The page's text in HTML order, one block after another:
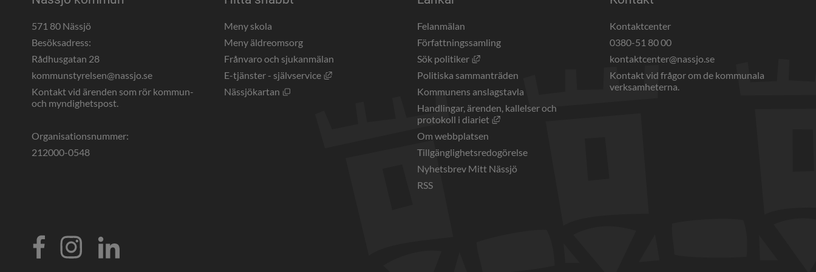
571 80 Nässjö
Besöksadress:
Rådhusgatan 28
kommunstyrelsen@nassjo.se
Kontakt vid ärenden som rör kommun-
och myndighetspost.
Organisationsnummer:
212000-0548
Meny skola
Meny äldreomsorg
Frånvaro och sjukanmälan
E-tjänster - självservice
Länk till annan webbplats, öppnas i nytt fönster.
Nässjökartan
Felanmälan
Författningssamling
Sök politiker
Länk till annan webbplats, öppnas i nytt fönster.
Politiska sammanträden
Kommunens anslagstavla
Handlingar, ärenden, kallelser och
protokoll i diariet
Länk till annan webbplats, öppnas i nytt fönster.
Om webbplatsen
Tillgänglighetsredogörelse
Nyhetsbrev Mitt Nässjö
RSS
Kontaktcenter
0380-51 80 00
kontaktcenter@nassjo.se
Kontakt vid frågor om de kommunala
verksamheterna.